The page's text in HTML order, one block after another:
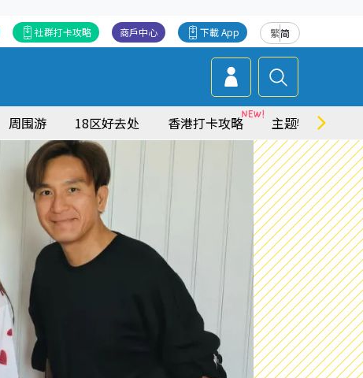
繁简
下載 App
商戶中心
社群打卡攻略
周围游 18区好去处 香港打卡攻略 主题特集